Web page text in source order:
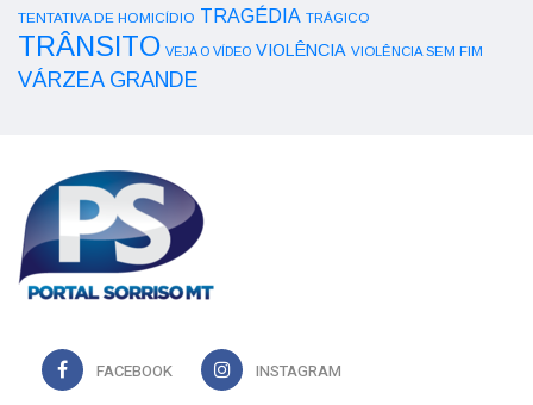
TENTATIVA DE HOMICÍDIO TRAGÉDIA TRÁGICO
TRÂNSITO VEJA O VÍDEO VIOLÊNCIA VIOLÊNCIA SEM FIM
VÁRZEA GRANDE
FACEBOOK INSTAGRAM